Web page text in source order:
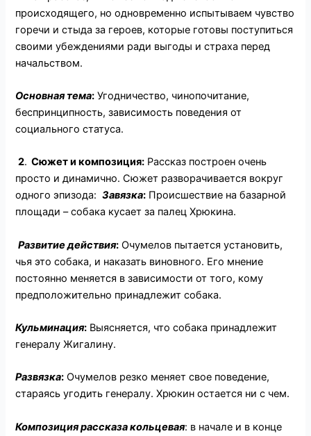
происходящего, но одновременно испытываем чувство
горечи и стыда за героев, которые готовы поступиться
своими убеждениями ради выгоды и страха перед
начальством.
Основная тема: Угодничество, чинопочитание,
беспринципность, зависимость поведения от
социального статуса.
2. Сюжет и композиция: Рассказ построен очень
просто и динамично. Сюжет разворачивается вокруг
одного эпизода:Завязка: Происшествие на базарной
площади – собака кусает за палец Хрюкина.
Развитие действия: Очумелов пытается установить,
чья это собака, и наказать виновного. Его мнение
постоянно меняется в зависимости от того, кому
предположительно принадлежит собака.
Кульминация: Выясняется, что собака принадлежит
генералу Жигалину.
Развязка: Очумелов резко меняет свое поведение,
стараясь угодить генералу. Хрюкин остается ни с чем.
Композиция рассказа кольцевая: в начале и в конце